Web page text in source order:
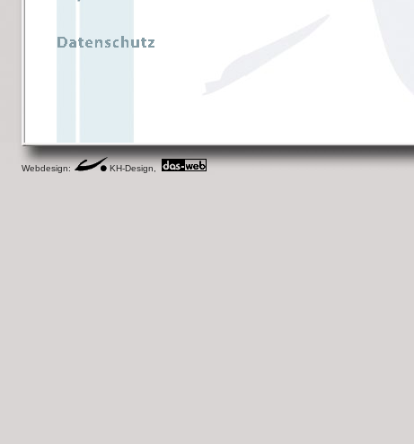
Webdesign: KH-Design,